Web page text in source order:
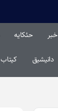
خبر حئکایه
دانیشیق کیتاب